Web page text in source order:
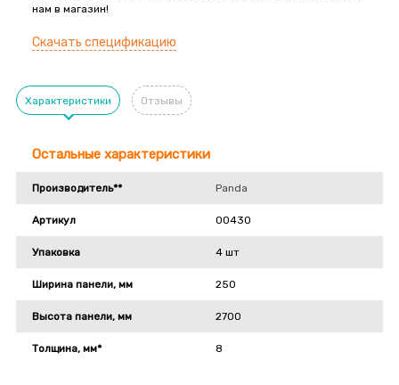
нам в магазин!
Скачать спецификацию
Характеристики Отзывы
Остальные характеристики
Производитель** Panda
Артикул 00430
Упаковка 4 шт
Ширина панели, мм 250
Высота панели, мм 2700
Толщина, мм* 8